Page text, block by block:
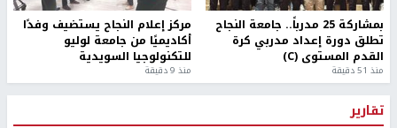
بمشاركة 25 مدرباً.. جامعة النجاح
تطلق دورة إعداد مدربي كرة
القدم المستوى (C)
منذ 51 دقيقة
مركز إعلام النجاح يستضيف وفدًا
أكاديميًا من جامعة لوليو
للتكنولوجيا السويدية
منذ 9 دقيقة
تقارير